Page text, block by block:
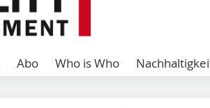
Abo Who is Who